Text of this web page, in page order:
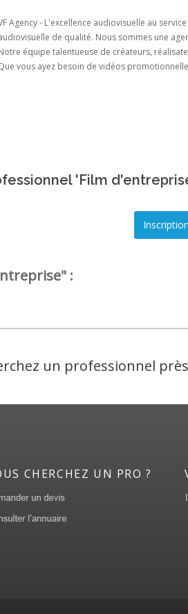
Agency - L'excellence audiovisuelle au
de qualité. Nous sommes une
équipe talentueuse de créateurs,
vous ayez besoin de vidéos
'Film
:
un professionnel
CHERCHEZ UN PRO ?